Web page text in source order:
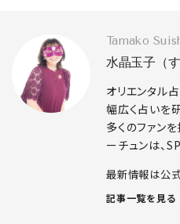
Tamako
水晶玉子（
オリエンタル
幅広く占いを
多くのファン
ーチュンは、
最新情報は公
記事一覧を見る